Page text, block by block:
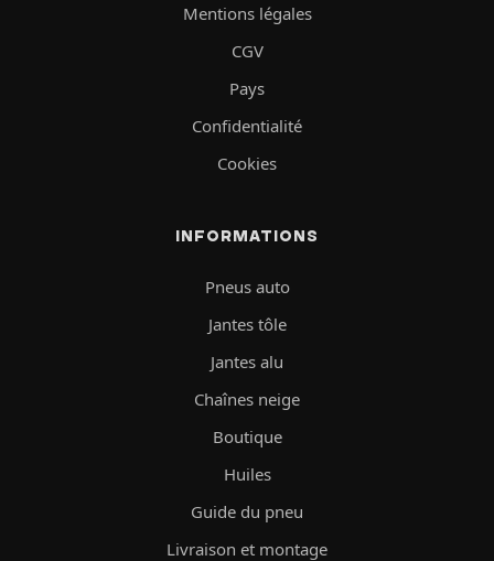
Mentions légales
CGV
Pays
Confidentialité
Cookies
INFORMATIONS
Pneus auto
Jantes tôle
Jantes alu
Chaînes neige
Boutique
Huiles
Guide du pneu
Livraison et montage